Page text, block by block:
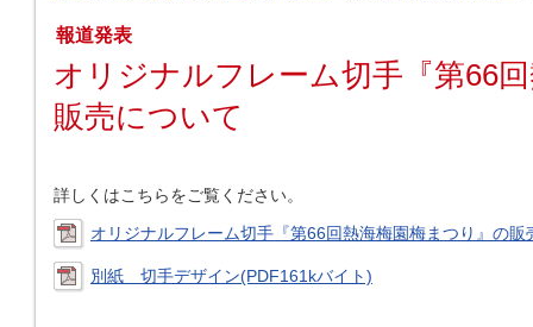
報道発表
オリジナルフレーム切手『第66
販売について
詳しくはこちらをご覧ください。
オリジナルフレーム切手『第66回熱海梅園梅まつり』の
別紙 切手デザイン(PDF161kバイト)